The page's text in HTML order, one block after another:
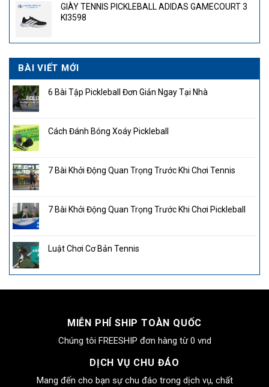
4.300.000₫.là:
GIÀY TENNIS PICKLEBALL ADIDAS GAMECOURT 3
KI3598
BÀI VIẾT MỚI
6 Bài Tập Pickleball Đơn Giản Ngay Tại Nhà
Cách Đánh Bóng Xoáy Pickleball
7 Bài Khởi Động Quan Trọng Trước Khi Chơi Tennis
7 Bài Khởi Động Quan Trọng Trước Khi Chơi Pickleball
Luật Chơi Cơ Bản Tennis
MIỄN PHÍ SHIP TOÀN QUỐC
Chúng tôi FREESHIP đơn hàng từ 0 vnd
DỊCH VỤ CHU ĐÁO
Mang đến cho bạn sự chu đáo trong dịch vụ, chất